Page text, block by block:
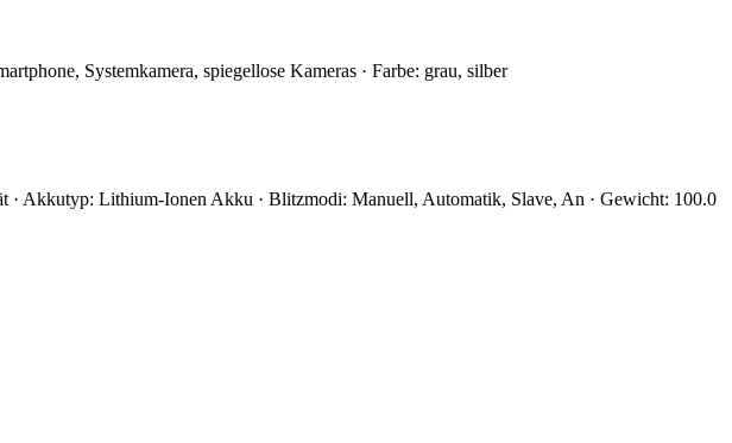
Systemkamera, spiegellose Kameras · Farbe: grau, silber
Akkutyp: Lithium-Ionen Akku · Blitzmodi: Manuell, Automatik, Slave, An · Gewicht: 100.0